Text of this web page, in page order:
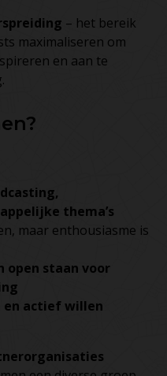
– het bereik
maximaliseren om
en aan te
thema’s
maar enthousiasme is
open staan voor
en actief willen